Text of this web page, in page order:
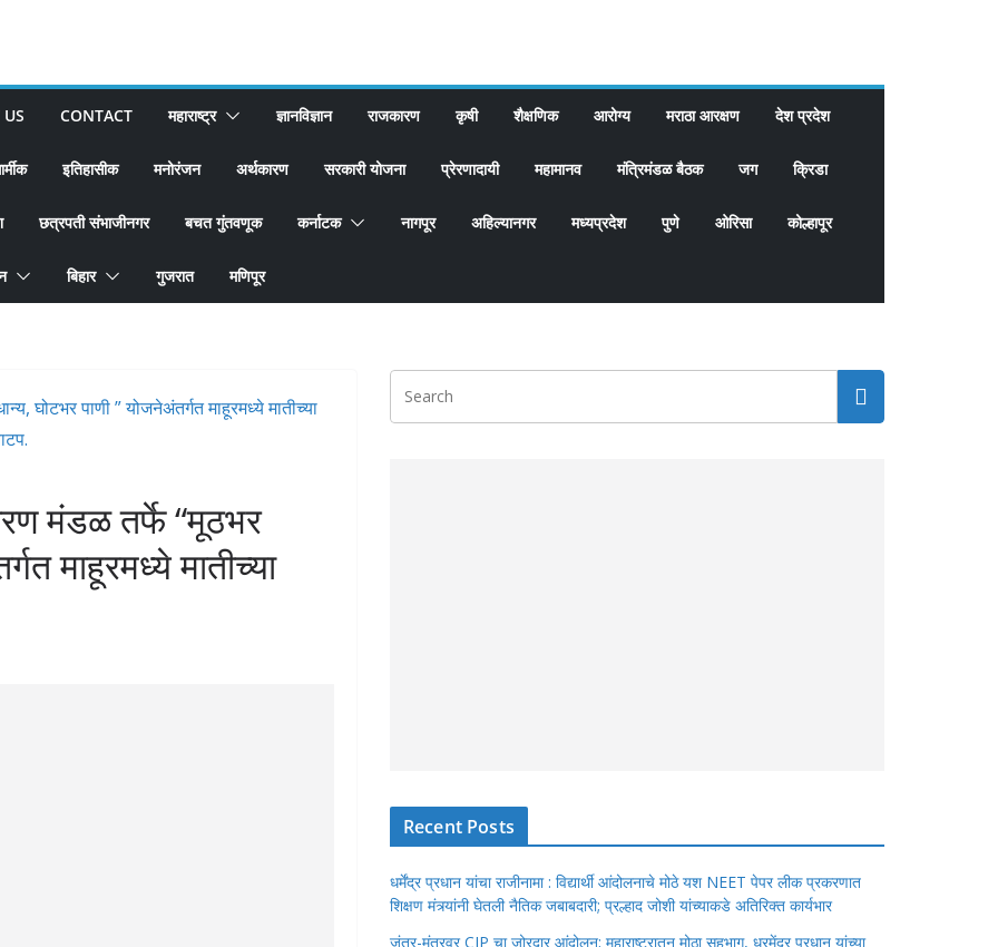
CONTACT महाराष्ट्र ज्ञानविज्ञान राजकारण कृषी शैक्षणिक आरोग्य मराठा आरक्षण देश प्रदेश
इतिहासीक मनोरंजन अर्थकारण सरकारी योजना प्रेरणादायी महामानव मंत्रिमंडळ बैठक जग क्रिडा
छत्रपती संभाजीनगर बचत गुंतवणूक कर्नाटक नागपूर अहिल्यानगर मध्यप्रदेश पुणे ओरिसा कोल्हापूर
बिहार गुजरात मणिपूर
मंडळ तर्फे “मूठभर
माहूरमध्ये मातीच्या
Recent Posts
धर्मेंद्र प्रधान यांचा राजीनामा : विद्यार्थी आंदोलनाचे मोठे यश NEET पेपर लीक प्रकरणात
शिक्षण मंत्र्यांनी घेतली नैतिक जबाबदारी; प्रल्हाद जोशी यांच्याकडे अतिरिक्त कार्यभार
जंतर-मंतरवर CJP चा जोरदार आंदोलन; महाराष्ट्रातून मोठा सहभाग, धरमेंद्र प्रधान यांच्या